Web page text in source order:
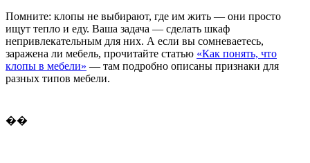
Помните: клопы не выбирают, где им жить — они просто
ищут тепло и еду. Ваша задача — сделать шкаф
непривлекательным для них. А если вы сомневаетесь,
заражена ли мебель, прочитайте статью «Как понять, что
клопы в мебели» — там подробно описаны признаки для
разных типов мебели.
��